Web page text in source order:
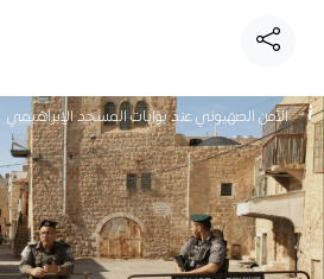
الأمن الصهيوني عند بوابات المسجد الإبراهيمي